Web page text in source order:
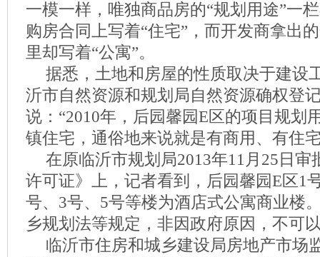
一模一样，唯独商品房的“规划用途”一
购房合同上写着“住宅”，而开发商拿出
里却写着“公寓”。
据悉，土地和房屋的性质取决于建设
沂市自然资源和规划局自然资源确权登
说：“2010年，后园馨园E区的项目规划
镇住宅，通俗地来说就是有商用、有住
在原临沂市规划局2013年11月25日审
许可证》上，记者看到，后园馨园E区1
号、3号、5号等楼为酒店式公寓商业楼
乡规划法等规定，非因政府原因，不可
临沂市住房和城乡建设局房地产市场